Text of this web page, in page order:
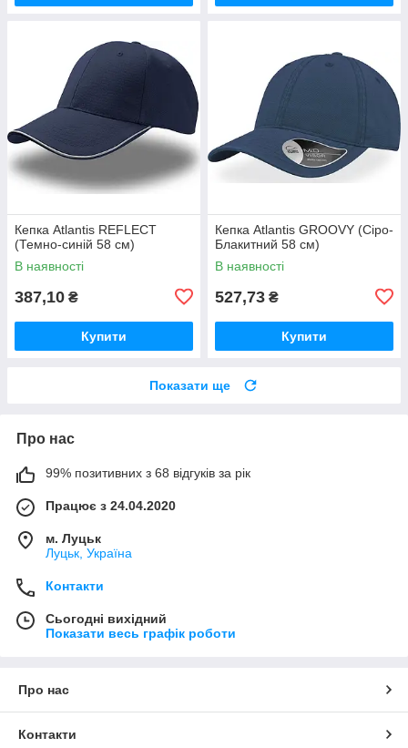
Кепка Atlantis REFLECT
(Темно-синій 58 см)
В наявності
387,10 ₴
Купити
Кепка Atlantis GROOVY (Сіро-
Блакитний 58 см)
В наявності
527,73 ₴
Купити
Показати ще
Про нас
99% позитивних з 68 відгуків за рік
Працює з 24.04.2020
м. Луцьк
Луцьк, Україна
Контакти
Сьогодні вихідний
Показати весь графік роботи
Про нас
Контакти